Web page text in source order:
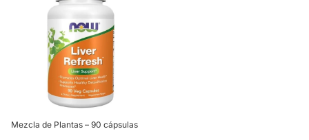
Mezcla de Plantas – 90 cápsulas